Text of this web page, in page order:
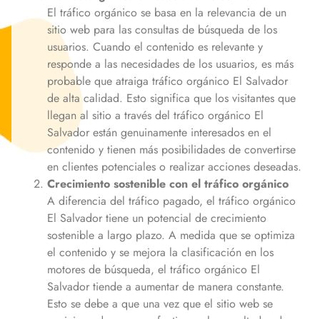
El tráfico orgánico se basa en la relevancia de un
sitio web para las consultas de búsqueda de los
usuarios. Cuando el contenido es relevante y
responde a las necesidades de los usuarios, es más
probable que atraiga tráfico orgánico El Salvador
de alta calidad. Esto significa que los visitantes que
llegan al sitio a través del tráfico orgánico El
Salvador están genuinamente interesados en el
contenido y tienen más posibilidades de convertirse
en clientes potenciales o realizar acciones deseadas.
Crecimiento sostenible con el tráfico orgánico
A diferencia del tráfico pagado, el tráfico orgánico
El Salvador tiene un potencial de crecimiento
sostenible a largo plazo. A medida que se optimiza
el contenido y se mejora la clasificación en los
motores de búsqueda, el tráfico orgánico El
Salvador tiende a aumentar de manera constante.
Esto se debe a que una vez que el sitio web se